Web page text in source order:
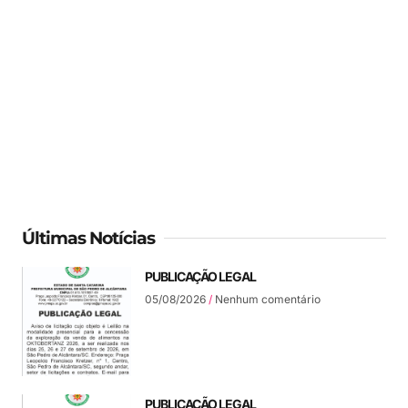
Últimas Notícias
PUBLICAÇÃO LEGAL
05/08/2026 Nenhum comentário
PUBLICAÇÃO LEGAL